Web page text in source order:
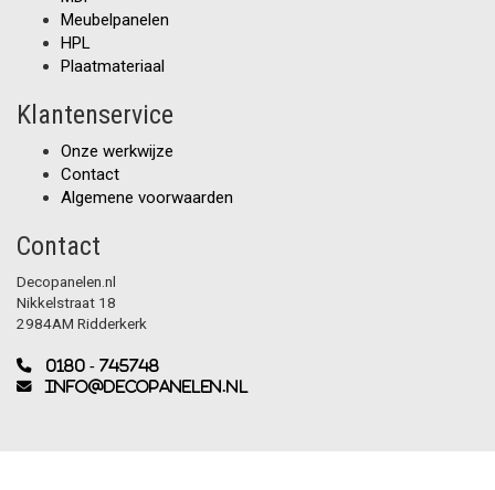
Meubelpanelen
HPL
Plaatmateriaal
Klantenservice
Onze werkwijze
Contact
Algemene voorwaarden
Contact
Decopanelen.nl
Nikkelstraat 18
2984AM Ridderkerk
0180 - 745748
info@decopanelen.nl